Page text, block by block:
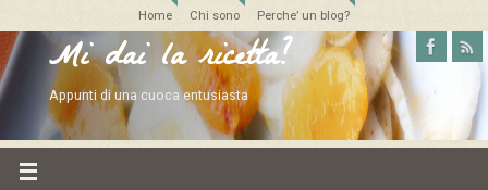
Home Chi sono Perche’ un blog?
Mi dai la ricetta?
Appunti di una cuoca entusiasta